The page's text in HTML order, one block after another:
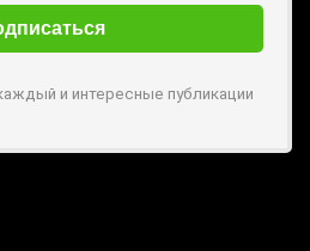
и интересные публикации